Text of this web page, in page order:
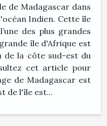
de Madagascar dans
Indien. Cette île
des plus grandes
île d'Afrique est
de la côte sud-est du
cet article pour
de Madagascar est
de l'île est...